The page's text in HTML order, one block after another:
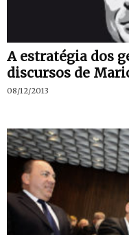
A estratégia dos
discursos de
08/12/2013